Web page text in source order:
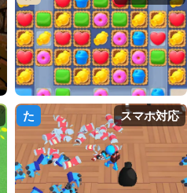
た スマホ対応